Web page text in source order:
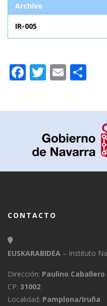
Archivo
IR-005
Facebook
Twitter
Email
CONTACTO
EUSKARABIDEA – Instituto
Dirección: Paulino Caballero
CP: 31002
Localidad: Pamplona/Iruña